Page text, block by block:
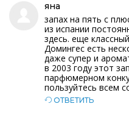
яна
запах на пять с
из испании
здесь. еще
Домингес есть
даже супер и
в 2003 году этот
парфюмерном
пользуйтесь всем
ОТВЕТИТЬ